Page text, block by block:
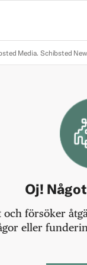
Media. Schibsted
Oj!
försöker
eller